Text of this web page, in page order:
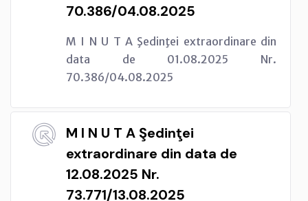
70.386/04.08.2025
M I N U T A Şedinţei extraordinare din
data de 01.08.2025 Nr.
70.386/04.08.2025
M I N U T A Şedinţei
extraordinare din data de
12.08.2025 Nr.
73.771/13.08.2025